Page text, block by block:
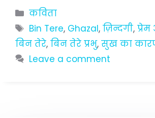
Categories
कविता
Tags
Bin Tere, Ghazal,ज़िन्दगी,
बिन तेरे, बिन तेरे प्रभु, सुख का
Leave a comment